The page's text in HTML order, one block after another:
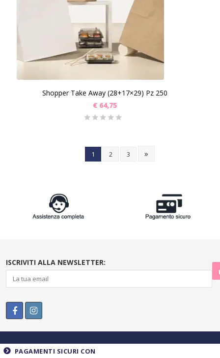
Shopper Take Away (28+17×29) Pz 250
€ 64,75
1 2 3 »
ISCRIVITI ALLA NEWSLETTER:
PAGAMENTI SICURI CON